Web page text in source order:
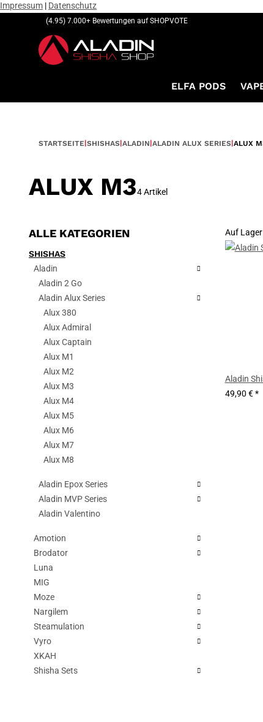
Impressum | Datenschutz
(4.95) 7.000+ Bewertungen auf SHOPVOTE
ELFA PODS
STARTSEITE SHISHAS ALADIN ALADIN ALUX SERIES ALUX
Auf Lager
Aladin
49,90 €*
ALLE KATEGORIEN
SHISHAS
Aladin
Aladin 2 Go
Aladin Alux Series
Alux 380
Alux Admiral
Alux Captain
Alux M1
Alux M2
Alux M3
Alux M4
Alux M5
Alux M6
Alux M7
Alux M8
Aladin Epox Series
Aladin MVP Series
Aladin Valentino
Amotion
Brodator
Luna
MIG
Moze
Nargilem
Steamulation
Vyro
XKAH
Shisha Sets
ALUX M34 Artikel